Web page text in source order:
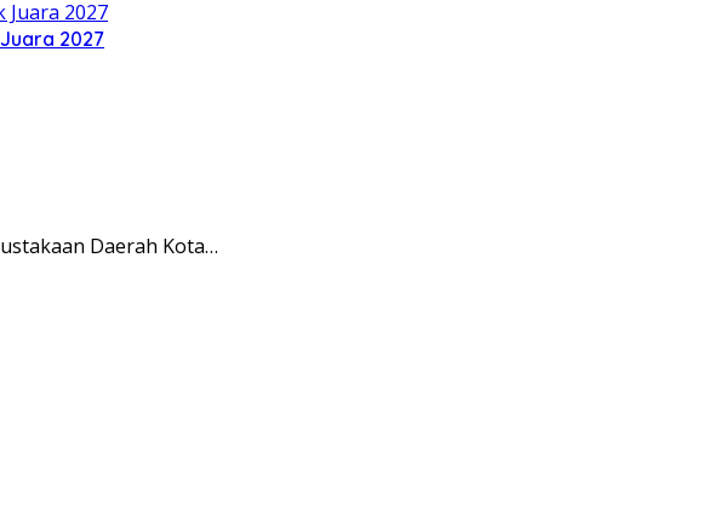
2027
Daerah Kota…